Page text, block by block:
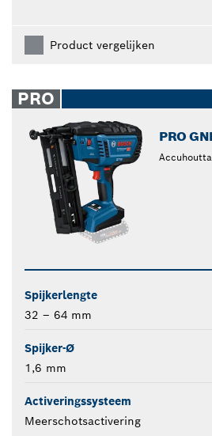
Product vergelijken
PRO
PRO
Spijkerlengte
32 – 64 mm
Spijker-Ø
1,6 mm
Activeringssysteem
Meerschotsactivering